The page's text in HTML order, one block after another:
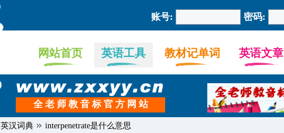
账号: 密码:
网站首页 英语工具 教材记单词 英语文章
全 老 师 教 音 标 官 方 网 站
英汉词典 interpenetrate是什么意思